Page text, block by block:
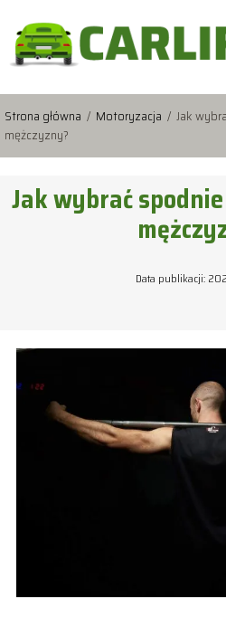
Strona główna / Motoryzacja / Jak
mężczyzny?
Jak wybrać
Data publikacji: